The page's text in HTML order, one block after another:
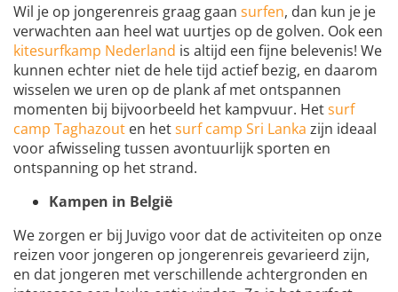
Wil je op jongerenreis graag gaan surfen, dan kun je je
verwachten aan heel wat uurtjes op de golven. Ook een
kitesurfkamp Nederland is altijd een fijne belevenis! We
kunnen echter niet de hele tijd actief bezig, en daarom
wisselen we uren op de plank af met ontspannen
momenten bij bijvoorbeeld het kampvuur. Hetsurf
camp Taghazout en hetsurf camp Sri Lanka zijn ideaal
voor afwisseling tussen avontuurlijk sporten en
ontspanning op het strand.
Kampen in België
We zorgen er bij Juvigo voor dat de activiteiten op onze
reizen voor jongeren op jongerenreis gevarieerd zijn,
en dat jongeren met verschillende achtergronden en